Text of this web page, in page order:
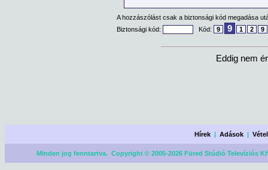
A hozzászólást csak a biztonsági kód megadása
Biztonsági kód:
Kód: 9 9 1 2 9
Eddig nem
Hírek |Adások |
Minden jog fenntartva. Copyright © 2005-2026 Füred Stúdió Televíziós